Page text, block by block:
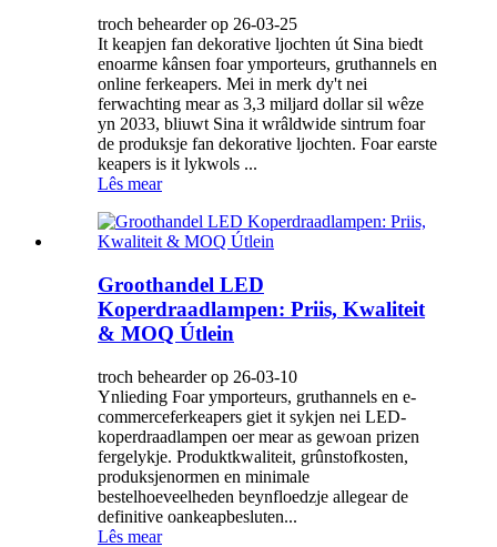
troch behearder op 26-03-25
It keapjen fan dekorative ljochten út Sina biedt
enoarme kânsen foar ymporteurs, gruthannels en
online ferkeapers. Mei in merk dy't nei
ferwachting mear as 3,3 miljard dollar sil wêze
yn 2033, bliuwt Sina it wrâldwide sintrum foar
de produksje fan dekorative ljochten. Foar earste
keapers is it lykwols ...
Lês mear
Groothandel LED
Koperdraadlampen: Priis, Kwaliteit
& MOQ Útlein
troch behearder op 26-03-10
Ynlieding Foar ymporteurs, gruthannels en e-
commerceferkeapers giet it sykjen nei LED-
koperdraadlampen oer mear as gewoan prizen
fergelykje. Produktkwaliteit, grûnstofkosten,
produksjenormen en minimale
bestelhoeveelheden beynfloedzje allegear de
definitive oankeapbesluten...
Lês mear